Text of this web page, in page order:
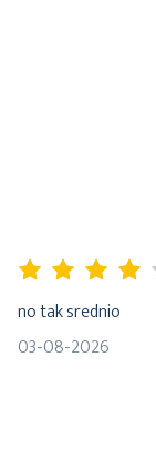
no tak srednio
03-08-2026